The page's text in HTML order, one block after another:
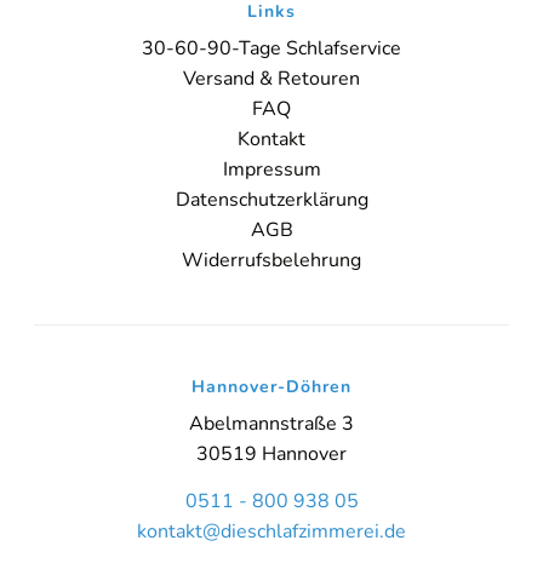
Links
30-60-90-Tage Schlafservice
Versand & Retouren
FAQ
Kontakt
Impressum
Datenschutzerklärung
AGB
Widerrufsbelehrung
Hannover-Döhren
Abelmannstraße 3
30519 Hannover
0511 - 800 938 05
kontakt@dieschlafzimmerei.de